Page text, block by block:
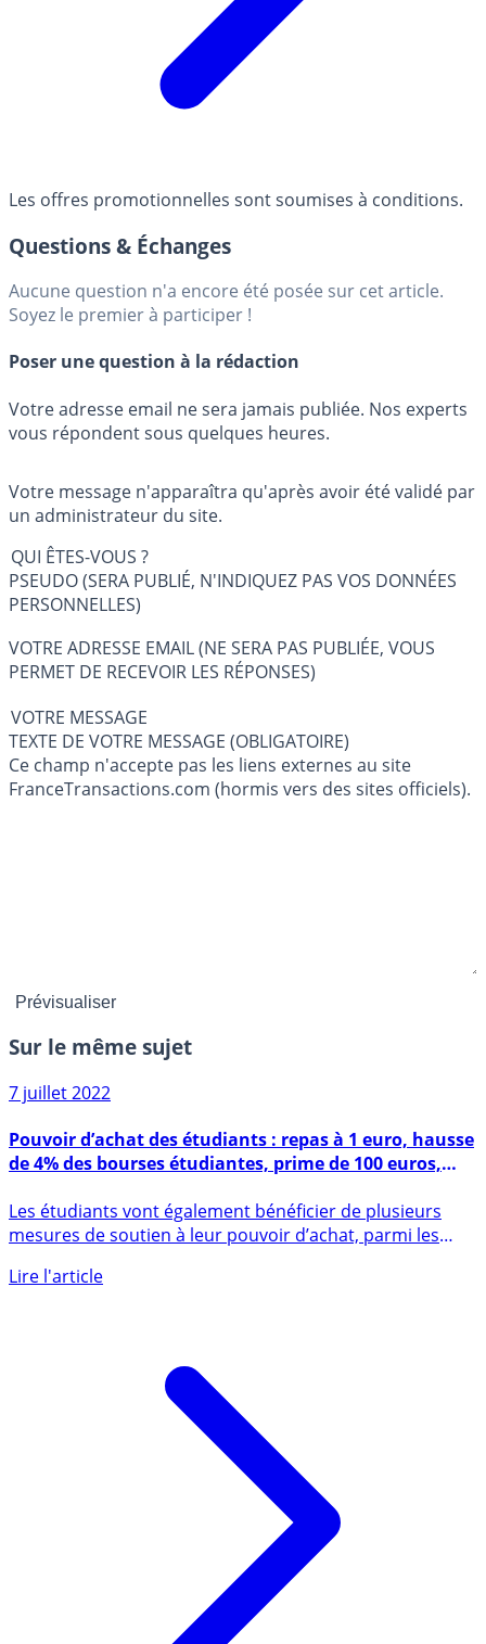
Les offres promotionnelles sont soumises à conditions.
Questions & Échanges
Aucune question n'a encore été posée sur cet article.
Soyez le premier à participer !
Poser une question à la rédaction
Votre adresse email ne sera jamais publiée. Nos experts
vous répondent sous quelques heures.
Votre message n'apparaîtra qu'après avoir été validé par
un administrateur du site.
QUI ÊTES-VOUS ?
PSEUDO (SERA PUBLIÉ, N'INDIQUEZ PAS VOS DONNÉES
PERSONNELLES)
VOTRE ADRESSE EMAIL (NE SERA PAS PUBLIÉE, VOUS
PERMET DE RECEVOIR LES RÉPONSES)
VOTRE MESSAGE
TEXTE DE VOTRE MESSAGE (OBLIGATOIRE)
Ce champ n'accepte pas les liens externes au site
FranceTransactions.com (hormis vers des sites officiels).
Sur le même sujet
Pouvoir d’achat des étudiants : repas à 1 euro, hausse
APL... Liste des bonnes nouvelles
Les étudiants vont également bénéficier de plusieurs
mesures de soutien à leur pouvoir d’achat, parmi les
plus faibles de (...)